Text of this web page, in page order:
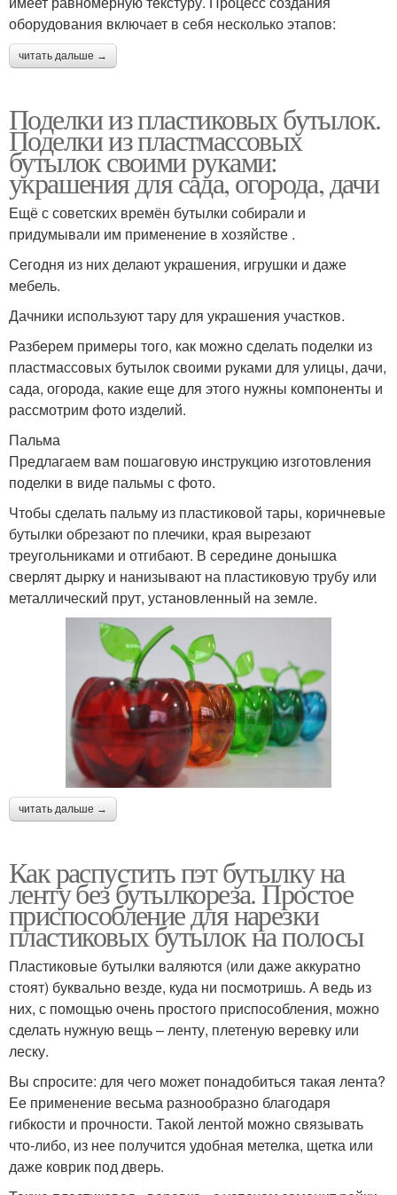
оборудования включает в себя несколько этапов:
читать дальше →
Поделки из пластиковых бутылок.
Поделки из пластмассовых
бутылок своими руками:
украшения для сада, огорода, дачи
Ещё с советских времён бутылки собирали и
придумывали им применение в хозяйстве .
Сегодня из них делают украшения, игрушки и даже
мебель.
Дачники используют тару для украшения участков.
Разберем примеры того, как можно сделать поделки из
пластмассовых бутылок своими руками для улицы, дачи,
сада, огорода, какие еще для этого нужны компоненты и
рассмотрим фото изделий.
Пальма
Предлагаем вам пошаговую инструкцию изготовления
поделки в виде пальмы с фото.
Чтобы сделать пальму из пластиковой тары, коричневые
бутылки обрезают по плечики, края вырезают
треугольниками и отгибают. В середине донышка
сверлят дырку и нанизывают на пластиковую трубу или
металлический прут, установленный на земле.
читать дальше →
Как распустить пэт бутылку на
ленту без бутылкореза. Простое
приспособление для нарезки
пластиковых бутылок на полосы
Пластиковые бутылки валяются (или даже аккуратно
стоят) буквально везде, куда ни посмотришь. А ведь из
них, с помощью очень простого приспособления, можно
сделать нужную вещь – ленту, плетеную веревку или
леску.
Вы спросите: для чего может понадобиться такая лента?
Ее применение весьма разнообразно благодаря
гибкости и прочности. Такой лентой можно связывать
что-либо, из нее получится удобная метелка, щетка или
даже коврик под дверь.